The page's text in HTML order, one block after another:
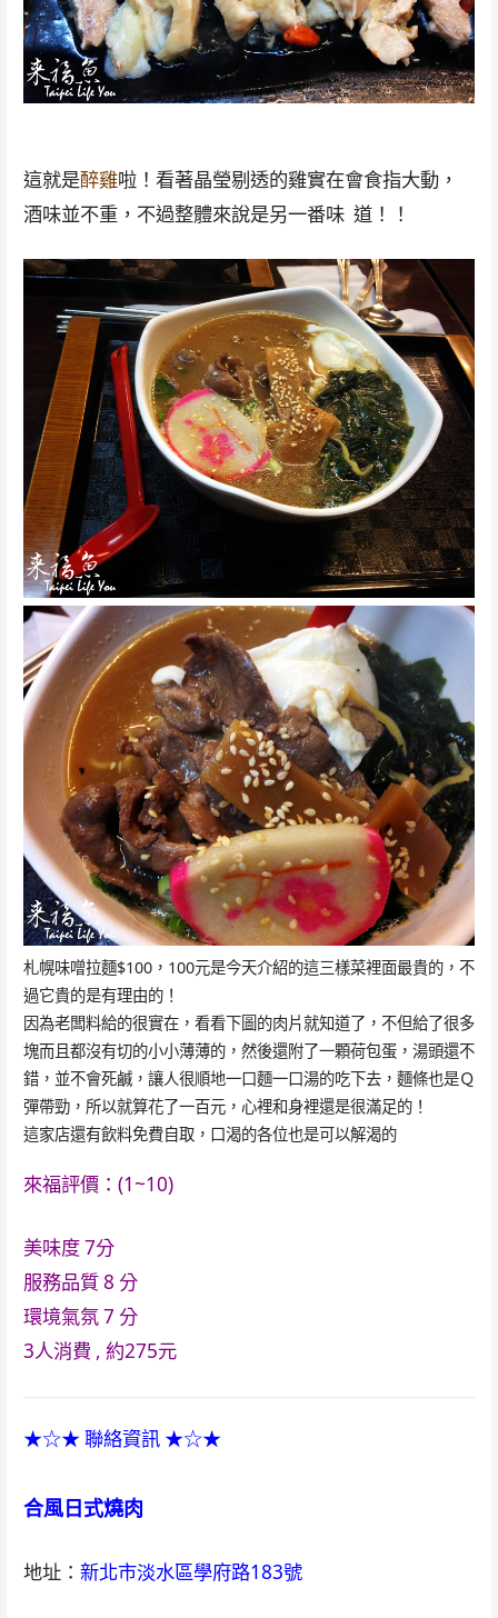
這就是醉雞啦！看著晶瑩剔透的雞實在會食指大動，
酒味並不重，不過整體來說是另一番味 道！！
札幌味噌拉麵$100，100元是今天介紹的這三樣菜裡面最貴的，不
過它貴的是有理由的！
因為老闆料給的很實在，看看下圖的肉片就知道了，不但給了很多
塊而且都沒有切的小小薄薄的，然後還附了一顆荷包蛋，湯頭還不
錯，並不會死鹹，讓人很順地一口麵一口湯的吃下去，麵條也是Ｑ
彈帶勁，所以就算花了一百元，心裡和身裡還是很滿足的！
這家店還有飲料免費自取，口渴的各位也是可以解渴的
來福評價：(1~10)
美味度 7分
服務品質 8 分
環境氣氛 7 分
3人消費 , 約275元
★☆★ 聯絡資訊 ★☆★
合風日式燒肉
地址： 新北市淡水區學府路183號